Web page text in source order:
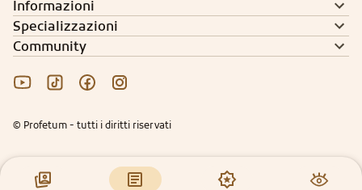
Informazioni
Specializzazioni
Community
© Profetum - tutti i diritti riservati